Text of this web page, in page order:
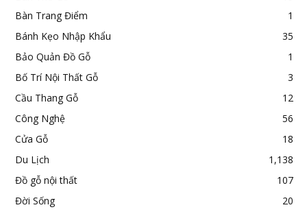
Bàn Trang Điểm
1
Bánh Kẹo Nhập Khẩu
35
Bảo Quản Đồ Gỗ
1
Bố Trí Nội Thất Gỗ
3
Cầu Thang Gỗ
12
Công Nghệ
56
Cửa Gỗ
18
Du Lịch
1,138
Đồ gỗ nội thất
107
Đời Sống
20